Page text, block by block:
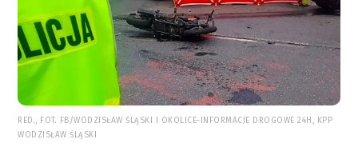
RED., FOT. FB/WODZISŁAW ŚLĄSKI I OKOLICE-INFORMACJE DROGOWE 24H, KPP
WODZISŁAW ŚLĄSKI